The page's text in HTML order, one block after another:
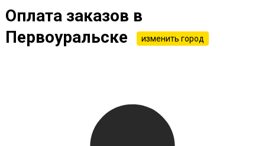
Оплата заказов в
Первоуральске
изменить город